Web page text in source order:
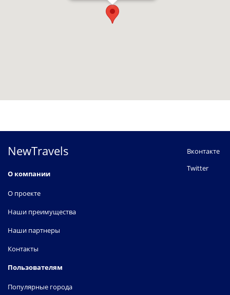
NewTravels
О компании
О проекте
Наши преимущества
Наши партнеры
Контакты
Пользователям
Популярные города
Вконтакте
Twitter